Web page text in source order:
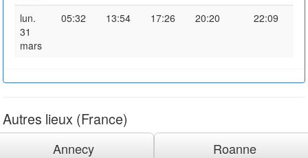
lun.
31
mars
05:32 13:54 17:26 20:20 22:09
Autres lieux (France)
Annecy
Roanne